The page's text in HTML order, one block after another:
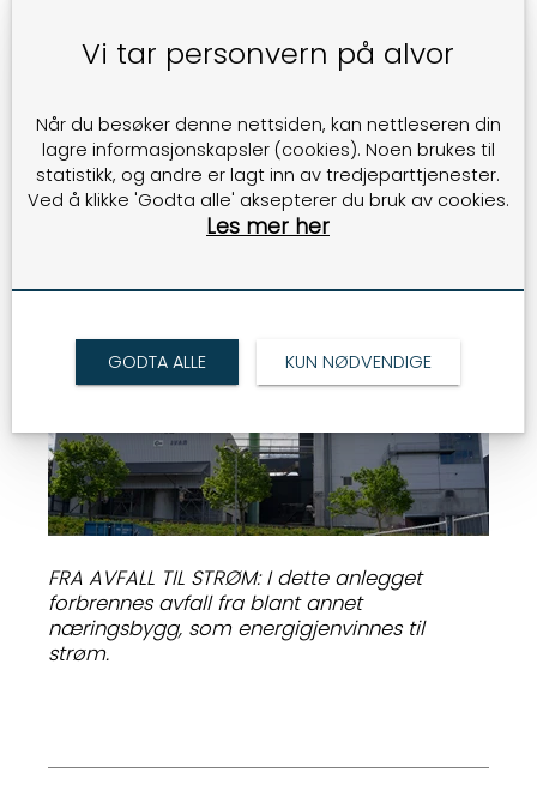
– Gjennom avtalen får leietakerne
av Seabrokers en storkundeavtale som de
inkluderer 100% fornybar garanti. Dette betyr
null CO2 utslipp på sitt energiforbruk og et
viktig bidrag til det grønne skiftet, legger
Annette Bjorheim i Lyse til.
FRA AVFALL TIL STRØM: I dette anlegget
forbrennes avfall fra blant annet
næringsbygg, som energigjenvinnes til
strøm.
Vi tar personvern på alvor
Når du besøker denne nettsiden, kan nettleseren din
lagre informasjonskapsler (cookies). Noen brukes til
statistikk, og andre er lagt inn av tredjeparttjenester.
Ved å klikke 'Godta alle' aksepterer du bruk av cookies.
Les mer her
GODTA ALLE KUN NØDVENDIGE